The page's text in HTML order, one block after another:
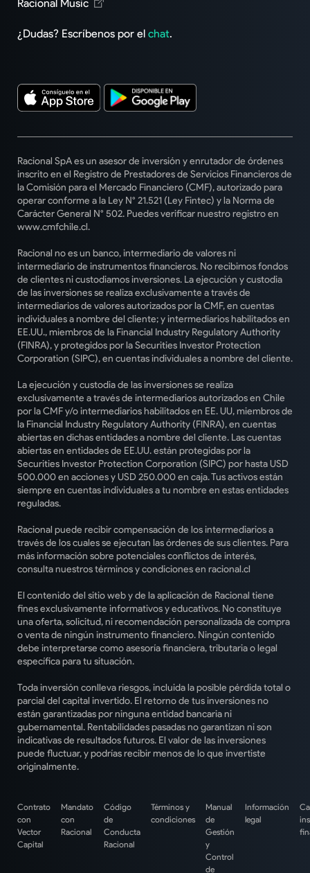
Racional Music
¿Dudas? Escríbenos por el chat.
Racional SpA es un asesor de inversión y enrutador de órdenes
inscrito en el Registro de Prestadores de Servicios Financieros de
la Comisión para el Mercado Financiero (CMF), autorizado para
operar conforme a la Ley N° 21.521 (Ley Fintec) y la Norma de
Carácter General N° 502. Puedes verificar nuestro registro en
www.cmfchile.cl.
Racional no es un banco, intermediario de valores ni
intermediario de instrumentos financieros. No recibimos fondos
de clientes ni custodiamos inversiones. La ejecución y custodia
de las inversiones se realiza exclusivamente a través de
intermediarios de valores autorizados por la CMF, en cuentas
individuales a nombre del cliente; y intermediarios habilitados en
EE.UU., miembros de la Financial Industry Regulatory Authority
(FINRA), y protegidos por la Securities Investor Protection
Corporation (SIPC), en cuentas individuales a nombre del cliente.
La ejecución y custodia de las inversiones se realiza
exclusivamente a través de intermediarios autorizados en Chile
por la CMF y/o intermediarios habilitados en EE. UU, miembros de
la Financial Industry Regulatory Authority (FINRA), en cuentas
abiertas en dichas entidades a nombre del cliente. Las cuentas
abiertas en entidades de EE.UU. están protegidas por la
Securities Investor Protection Corporation (SIPC) por hasta USD
500.000 en acciones y USD 250.000 en caja. Tus activos están
siempre en cuentas individuales a tu nombre en estas entidades
reguladas.
Racional puede recibir compensación de los intermediarios a
través de los cuales se ejecutan las órdenes de sus clientes. Para
más información sobre potenciales conflictos de interés,
consulta nuestros términos y condiciones en racional.cl
El contenido del sitio web y de la aplicación de Racional tiene
fines exclusivamente informativos y educativos. No constituye
una oferta, solicitud, ni recomendación personalizada de compra
o venta de ningún instrumento financiero. Ningún contenido
debe interpretarse como asesoría financiera, tributaria o legal
específica para tu situación.
Toda inversión conlleva riesgos, incluida la posible pérdida total o
parcial del capital invertido. El retorno de tus inversiones no
están garantizadas por ninguna entidad bancaria ni
gubernamental. Rentabilidades pasadas no garantizan ni son
indicativas de resultados futuros. El valor de las inversiones
puede fluctuar, y podrías recibir menos de lo que invertiste
originalmente.
Contrato
con
Vector
Capital
Mandato
con
Racional
Código
de
Conducta
Racional
Términos y
condiciones
Manual
de
Gestión
y
Control
de
Información
legal